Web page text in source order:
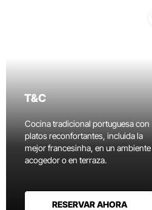
T&C
Cocina tradicional portuguesa con
platos reconfortantes, incluida la
mejor francesinha, en un ambiente
acogedor o en terraza.
RESERVAR AHORA